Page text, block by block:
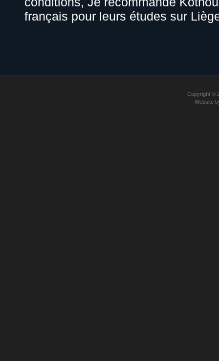
français pour leurs études sur
Copyright ©
Website